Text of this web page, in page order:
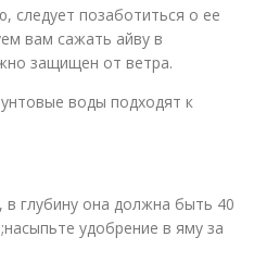
следует позаботиться о ее
вам сажать айву в
защищен от ветра.
воды подходят к
глубину она должна быть 40
удобрение в яму за